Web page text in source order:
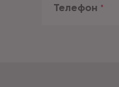
Телефон *